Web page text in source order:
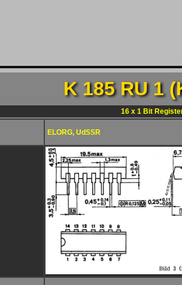
K 185 RU 1
16 x 1 Bit
ELORG, UdSSR